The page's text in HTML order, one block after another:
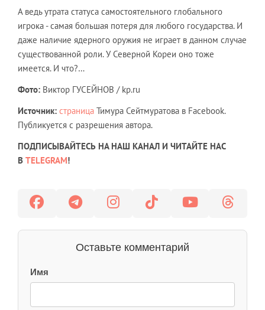
А ведь утрата статуса самостоятельного глобального
игрока - самая большая потеря для любого государства. И
даже наличие ядерного оружия не играет в данном случае
существованной роли. У Северной Кореи оно тоже
имеется. И что?…
Фото: Виктор ГУСЕЙНОВ / kp.ru
Источник: страница Тимура Сейтмуратова в Facebook.
Публикуется с разрешения автора.
ПОДПИСЫВАЙТЕСЬ НА НАШ КАНАЛ И ЧИТАЙТЕ НАС
В TELEGRAM!
Оставьте комментарий
Имя